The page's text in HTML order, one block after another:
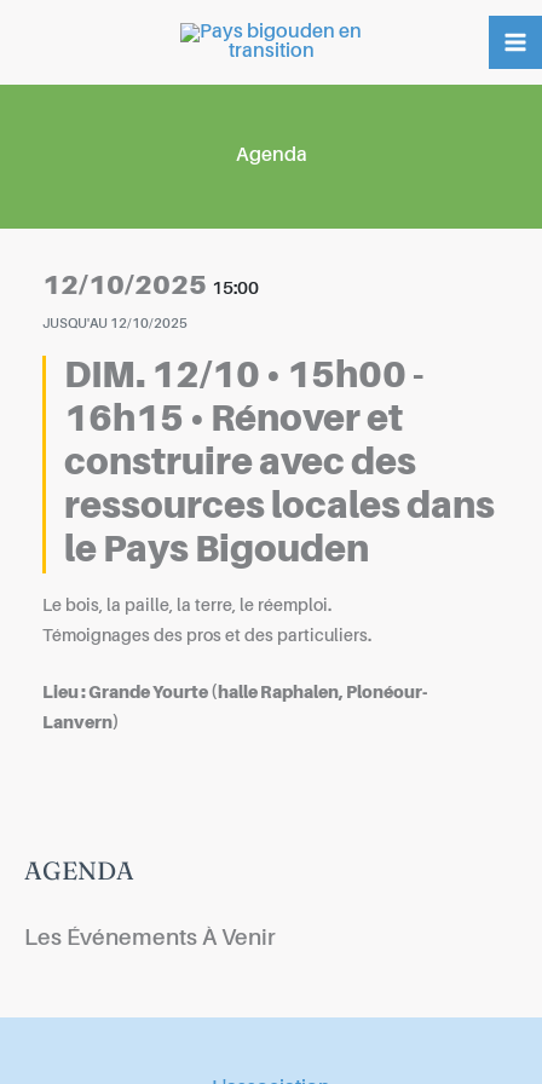
Agenda
12/10/2025 15:00
JUSQU'AU 12/10/2025
DIM. 12/10 • 15h00 -
16h15 • Rénover et
construire avec des
ressources locales dans
le Pays Bigouden
Le bois, la paille, la terre, le réemploi.
Témoignages des pros et des particuliers.
Lieu : Grande Yourte (halle Raphalen, Plonéour-
Lanvern)
AGENDA
Les Événements À Venir